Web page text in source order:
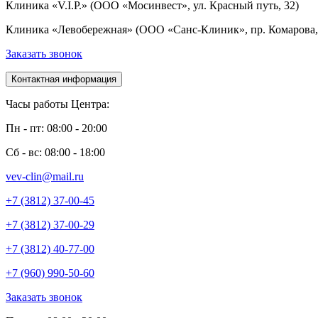
Клиника «V.I.P.» (ООО «Мосинвест», ул. Красный путь, 32)
Клиника «Левобережная» (ООО «Санс-Клиник», пр.
Заказать звонок
Контактная информация
Часы работы Центра:
Пн - пт: 08:00 - 20:00
Сб - вс: 08:00 - 18:00
vev-clin@mail.ru
+7 (3812) 37-00-45
+7 (3812) 37-00-29
+7 (3812) 40-77-00
+7 (960) 990-50-60
Заказать звонок